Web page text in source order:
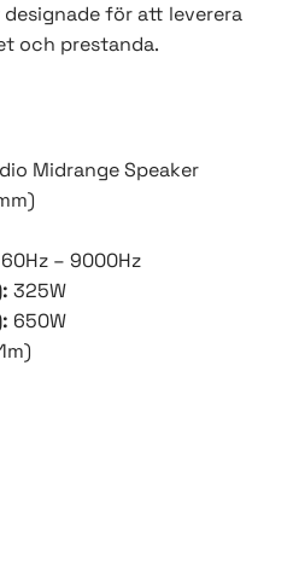
för att leverera
och prestanda.
Midrange Speaker
60Hz – 9000Hz
325W
650W